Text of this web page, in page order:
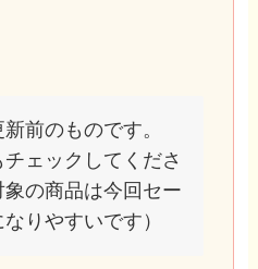
前のものです。
チェックしてくださ
象の商品は今回セー
りやすいです）